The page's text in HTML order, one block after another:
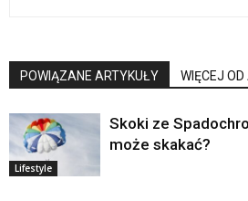
POWIĄZANE ARTYKUŁY WIĘCEJ
Lifestyle
Skoki ze
może skakać?